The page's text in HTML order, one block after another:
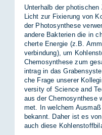
Un­ter­halb der
Licht zur Fi­xie­rung von
der Pho­to­syn­the­se
an­de­re Bak­te­ri­en die in
cher­te En­er­gie (z.B.
ver­bin­dung), um
Che­mo­syn­the­se zum
in­trag in das
che Fra­ge un­se­rer
ver­si­ty of Sci­ence and
aus der Che­mo­syn­the­se
met. In wel­chem
be­kannt. Da­her ist es
auch die­se